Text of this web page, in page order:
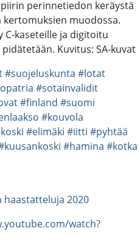
perinnetiedon keräystä
muodossa.
kaseteille ja digitoitu
Kuvitus: SA-kuvat
#suojeluskunta #lotat
#sotainvalidit
#finland #suomi
#kouvola
#elimäki #iitti #pyhtää
#hamina #kotka
haastatteluja 2020
watch?